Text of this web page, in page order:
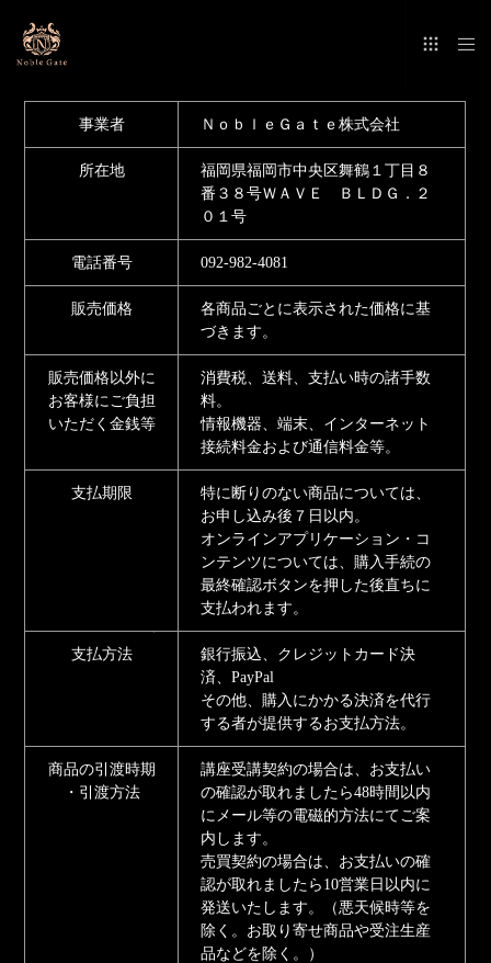
事業者 ＮｏｂｌｅＧａｔｅ株式会社
所在地
福岡県福岡市中央区舞鶴１丁目８
番３８号ＷＡＶＥ ＢＬＤＧ．２
０１号
電話番号 092-982-4081
販売価格
各商品ごとに表示された価格に基
づきます。
販売価格以外に
お客様にご負担
いただく金銭等
消費税、送料、支払い時の諸手数
料。
情報機器、端末、インターネット
接続料金および通信料金等。
支払期限
特に断りのない商品については、
お申し込み後７日以内。
オンラインアプリケーション・コ
ンテンツについては、購入手続の
最終確認ボタンを押した後直ちに
支払われます。
支払方法
銀行振込、クレジットカード決
済、PayPal
その他、購入にかかる決済を代行
する者が提供するお支払方法。
商品の引渡時期
・引渡方法
講座受講契約の場合は、お支払い
の確認が取れましたら48時間以内
にメール等の電磁的方法にてご案
内します。
売買契約の場合は、お支払いの確
認が取れましたら10営業日以内に
発送いたします。（悪天候時等を
除く。お取り寄せ商品や受注生産
品などを除く。）